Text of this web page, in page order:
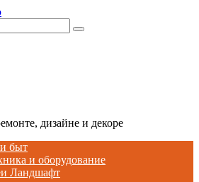
дизайне и декоре
и быт
и оборудование
Ландшафт